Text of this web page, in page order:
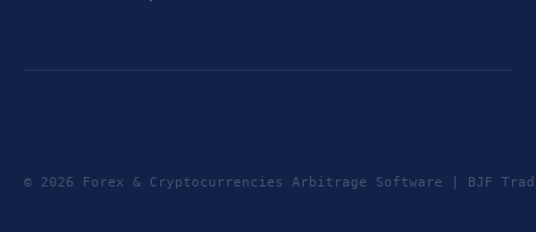
© 2026 Forex & Cryptocurrencies Arbitrage Software |